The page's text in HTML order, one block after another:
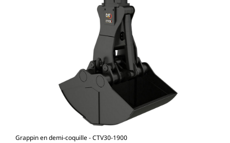
Grappin en demi-coquille - CTV30-1900